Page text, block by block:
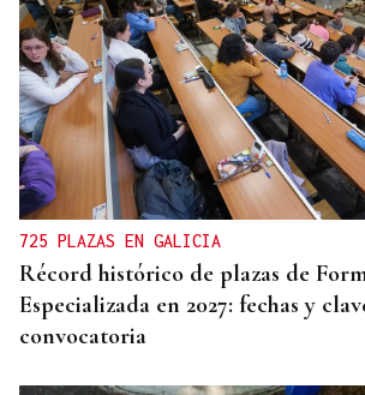
725 PLAZAS EN GALICIA
Récord histórico de plazas de
Especializada en 2027: fechas y
convocatoria